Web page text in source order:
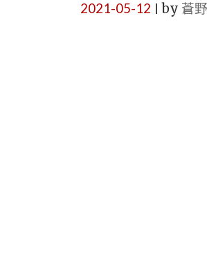
2021-05-12 by 蒼